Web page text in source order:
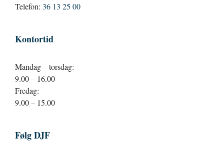
Telefon: 36 13 25 00
Kontortid
Mandag – torsdag:
9.00 – 16.00
Fredag:
9.00 – 15.00
Følg DJF